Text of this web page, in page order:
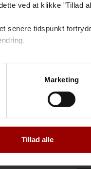
ved at klikke ”Tillad
senere tidspunkt
Marketing
Tillad alle